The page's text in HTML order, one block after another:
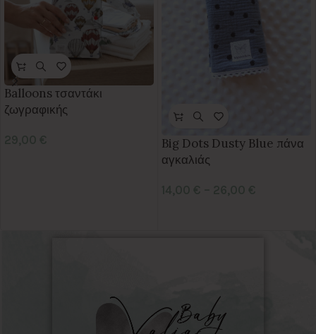
Balloons τσαντάκι
ζωγραφικής
Big Dots Dusty Blue πάνα
αγκαλιάς